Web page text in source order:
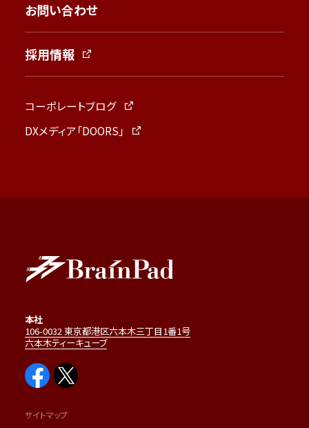
お問い合わせ
採用情報
コーポレートブログ
DXメディア「DOORS」
本社
106-0032 東京都港区六本木三丁目1番1号
六本木ティーキューブ
サイトマップ